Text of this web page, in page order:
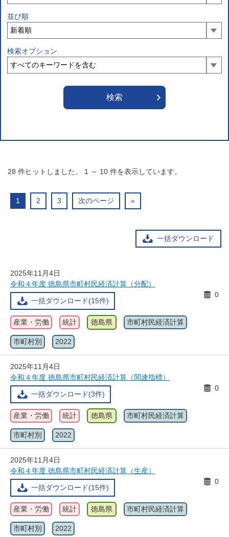
並び順
検索オプション
28 件ヒットしました。 1 ～ 10 件を表示しています。
1 2 3 次のページ »
一括ダウンロード
2025年11月4日
令和４年度 徳島県市町村民経済計算（分配）
一括ダウンロード(15件)
0
産業・労働 統計 徳島県 市町村民経済計算
市町村別 2022
2025年11月4日
令和４年度 徳島県市町村民経済計算（関連指標）
一括ダウンロード(3件)
0
産業・労働 統計 徳島県 市町村民経済計算
市町村別 2022
2025年11月4日
令和４年度 徳島県市町村民経済計算（生産）
一括ダウンロード(15件)
0
産業・労働 統計 徳島県 市町村民経済計算
市町村別 2022